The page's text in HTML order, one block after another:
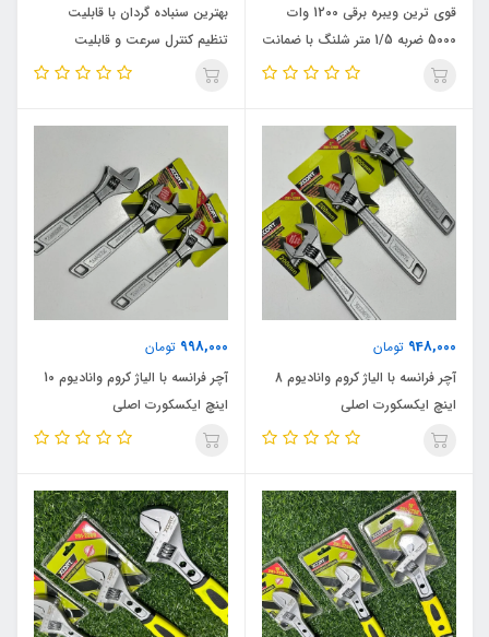
قوی ترین ویبره برقی 1200 وات
5000 ضربه 1/5 متر شلنگ با ضمانت
35 میل ایکسکورت مدل
بهترین سنباده گردان با قابلیت
تنظیم کنترل سرعت و قابلیت
مکندگی 350 وات ایکسکورت مدل
948,000 تومان
آچر فرانسه با الیاژ کروم وانادیوم 8
اینچ ایکسکورت اصلی
998,000 تومان
آچر فرانسه با الیاژ کروم وانادیوم 10
اینچ ایکسکورت اصلی